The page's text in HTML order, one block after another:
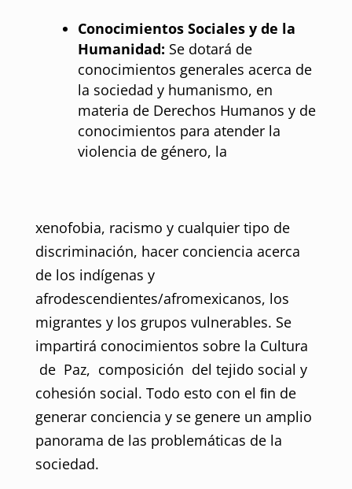
Conocimientos Sociales y de la
Humanidad: Se dotará de
conocimientos generales acerca de
la sociedad y humanismo, en
materia de Derechos Humanos y de
conocimientos para atender la
violencia de género, la
xenofobia, racismo y cualquier tipo de
discriminación, hacer conciencia acerca
de los indígenas y
afrodescendientes/afromexicanos, los
migrantes y los grupos vulnerables. Se
impartirá conocimientos sobre la Cultura
de Paz, composición del tejido social y
cohesión social. Todo esto con el ﬁn de
generar conciencia y se genere un amplio
panorama de las problemáticas de la
sociedad.